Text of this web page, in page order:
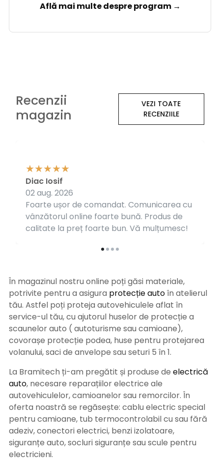
Află mai multe despre program →
Recenzii
magazin
VEZI TOATE
RECENZIILE
Foarte ușor de comandat. Comunicarea cu
vânzătorul online foarte bună. Produs de
calitate la preț foarte bun. Vă mulțumesc!
Diac Iosif
02 aug. 2026
În magazinul nostru online poți găsi materiale,
potrivite pentru a asigura protecție autoîn atelierul
tău. Astfel poți proteja autovehiculele aflat în
service-ul tău, cu ajutorul huselor de protecție a
scaunelor auto ( autoturisme sau camioane),
covorașe protecție podea, huse pentru protejarea
volanului, saci de anvelope sau seturi 5 în 1.
La Bramitech ți-am pregătit și produse de electrică
auto, necesare reparațiilor electrice ale
autovehiculelor, camioanelor sau remorcilor. În
oferta noastră se regăsește: cablu electric special
pentru camioane, tub termocontrolabil cu sau fără
adeziv, conectori electrici, benzi izolatoare,
siguranțe auto, socluri siguranțe sau scule pentru
electricieni.